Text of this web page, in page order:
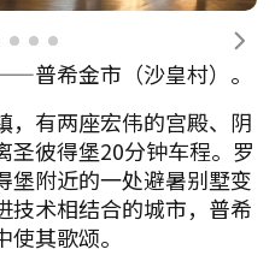
下
普希金市（沙皇村）。
，有两座宏伟的宫殿、阴
圣彼得堡20分钟车程。罗
堡附近的一处避暑别墅变
技术相结合的城市，普希
其歌颂。